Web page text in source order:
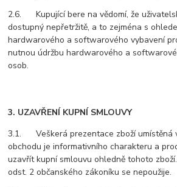
2.6. Kupující bere na vědomí, že
dostupný nepřetržitě, a to zejména s
hardwarového a softwarového vybavení
nutnou údržbu hardwarového a
osob.
3. UZAVŘENÍ KUPNÍ SMLOUVY
3.1. Veškerá prezentace zboží umístěná
obchodu je informativního charakteru a
uzavřít kupní smlouvu ohledně tohoto
odst. 2 občanského zákoníku se nepoužije.